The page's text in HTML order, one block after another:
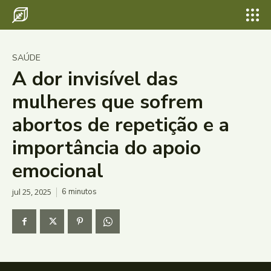
SAÚDE
A dor invisível das
mulheres que sofrem
abortos de repetição e a
importância do apoio
emocional
jul 25, 2025 6 minutos